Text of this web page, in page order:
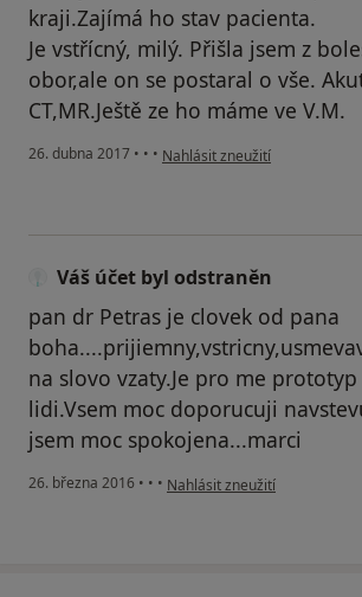
kraji.Zajímá ho stav pacienta.
Je vstřícný, milý. Přišla jsem z
obor,ale on se postaral o vše.
CT,MR.Ještě ze ho máme ve V.M.
26. dubna 2017 • • • podle názoru uživatele Váš
Nahlásit zneužití
Váš účet byl odstraněn
pan dr Petras je clovek od pana
na slovo vzaty.Je pro me
lidi.Vsem moc doporucuji
jsem moc spokojena...marci
26. března 2016 • • • podle názoru uživatele Váš
Nahlásit zneužití